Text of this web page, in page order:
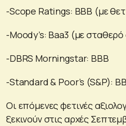
-Scope Ratings: BBB (με
-Moody’s: Baa3 (με
-DBRS Morningstar: BBB
-Standard & Poor’s (S&P):
Οι επόμενες φετινές
ξεκινούν στις αρχές